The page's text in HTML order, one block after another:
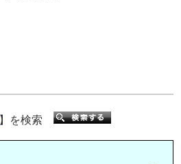
】を検索